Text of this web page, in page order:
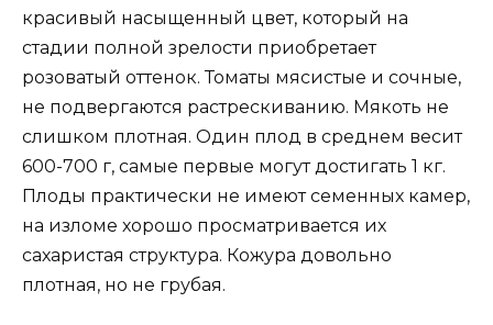
красивый насыщенный цвет, который на
стадии полной зрелости приобретает
розоватый оттенок. Томаты мясистые и сочные,
не подвергаются растрескиванию. Мякоть не
слишком плотная. Один плод в среднем весит
600-700 г, самые первые могут достигать 1 кг.
Плоды практически не имеют семенных камер,
на изломе хорошо просматривается их
сахаристая структура. Кожура довольно
плотная, но не грубая.